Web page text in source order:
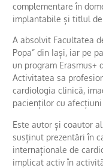
complementare în
implantabile și titlul de
A absolvit Facultatea
Popa” din Iași, iar pe
un program Erasmus+
Activitatea sa
cardiologia clinică,
pacienților cu afecțiuni
Este autor și coautor
susținut prezentări în
internaționale de
implicat activ în